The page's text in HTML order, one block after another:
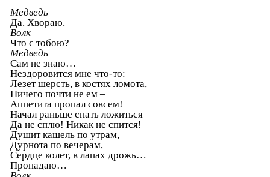
Медведь
Да. Хвораю.
Волк
Что с тобою?
Медведь
Сам не знаю…
Нездоровится мне что-то:
Лезет шерсть, в костях ломота,
Ничего почти не ем –
Аппетита пропал совсем!
Начал раньше спать ложиться –
Да не сплю! Никак не спится!
Душит кашель по утрам,
Дурнота по вечерам,
Сердце колет, в лапах дрожь…
Пропадаю…